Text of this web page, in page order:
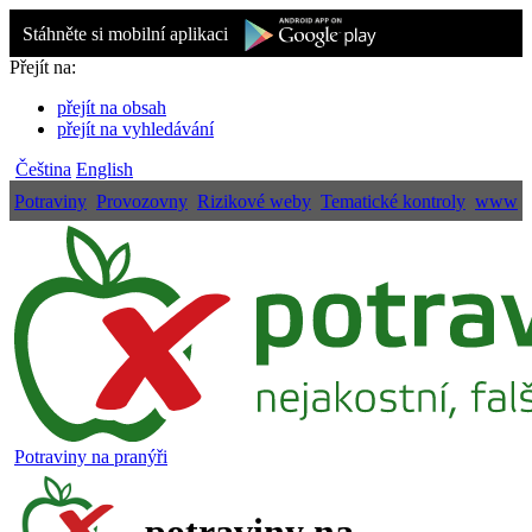
Stáhněte si mobilní aplikaci
Přejít na:
přejít na obsah
přejít na vyhledávání
Čeština English
Potraviny Provozovny Rizikové weby Tematické kontroly www
Potraviny na pranýři